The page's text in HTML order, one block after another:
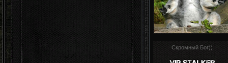
Скромный Бог))